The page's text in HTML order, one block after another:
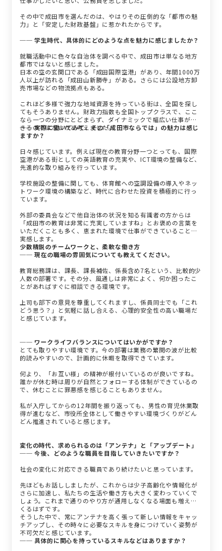
その中で成田市を選んだのは、やはりその圧倒的な「都市の魅
力」と「安定した財政基盤」に惹かれたからです。
── 学生時代、具体的にどのような点を魅力に感じましたか？
就職活動中に色々な自治体を調べる中で、成田市は単なる地方
都市ではないと感じました。
日本の空の玄関口である「成田国際空港」があり、年間1000万
人以上が訪れる「成田山新勝寺」がある。さらには公設地方卸
売市場などの物流拠点もある。
これほど多様で強力な地域資源を持っている街は、全国を探し
てもそうありません。財政力指数も全国トップクラスで、ここ
なら一つの分野にとどまらず、ダイナミックで幅広い仕事がで
きるのではないかと考えました。
── 実際に働いてみて、その「成田市ならでは」の魅力は感じ
ますか？
日々感じています。例えば現在の教育分野一つとっても、国際
空港がある街としての英語教育の充実や、ICT環境の整備など、
先進的な取り組みを行っています。
学校施設の整備に関しても、体育館への空調設備の導入やネッ
トワーク環境の構築など、時代に合わせた投資を積極的に行っ
ています。
外部の委員会などで他自治体の状況を知る有識者の方からは
「成田市の教育は非常に充実していますね」とお褒めの言葉を
いただくことも多く、恵まれた環境で仕事ができていることを
実感します。
少数精鋭のチームワークと、柔軟な働き方
── 現在の職場の雰囲気についても教えてください。
教育総務課は、課長、課長補佐、係長含め7名という、比較的少
人数の部署です。その分、風通しは非常によく、何か困ったこ
とがあればすぐに相談できる環境です。
上司も部下の意見を尊重してくれますし、係員同士でも「これ
どう思う？」と気軽に話し合える、心理的安全性の高い職場だ
と感じています。
── ワークライフバランスについてはいかがですか？
とても取りやすい環境です。今の部署は業務の繁閑の波が比較
的読みやすいので、計画的に休暇を取得できています。
何より、「お互い様」の精神が根付いているのが良いですね。
誰かが休む時は周りが自然とフォローする体制ができているの
で、休むことに罪悪感を感じることもありません。
私が入庁してからの12年間を振り返っても、男性の育児休業取
得が進むなど、市役所全体として働きやすい環境づくりがどん
どん推進されていると感じます。
変化の時代、求められるのは「アンテナ」と「アップデート」
── 今後、どのような職員を目指していきたいですか？
社会の変化に対応できる職員であり続けたいと思っています。
先ほどもお話ししましたが、これからは少子高齢化や情報化が
さらに加速し、私たちの生活や働き方も大きく変わっていくで
しょう。これまで通りのやり方が通用しなくなる場面も増えて
くるはずです。
そうした中で、常にアンテナを高く張って新しい情報をキャッ
チアップし、その時々に必要なスキルを身につけていく姿勢が
不可欠だと感じています。
── 具体的に関心を持っているスキルなどはありますか？